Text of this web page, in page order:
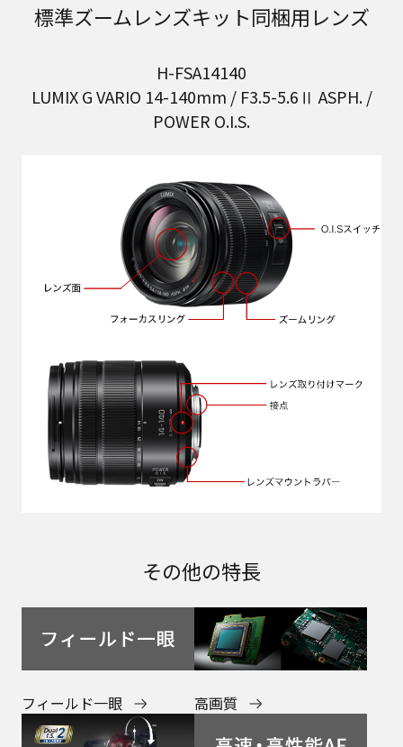
標準ズームレンズキット同梱用レンズ
H-FSA14140
LUMIX G VARIO 14-140mm / F3.5-5.6Ⅱ ASPH. /
POWER O.I.S.
その他の特長
フィールド一眼 高画質